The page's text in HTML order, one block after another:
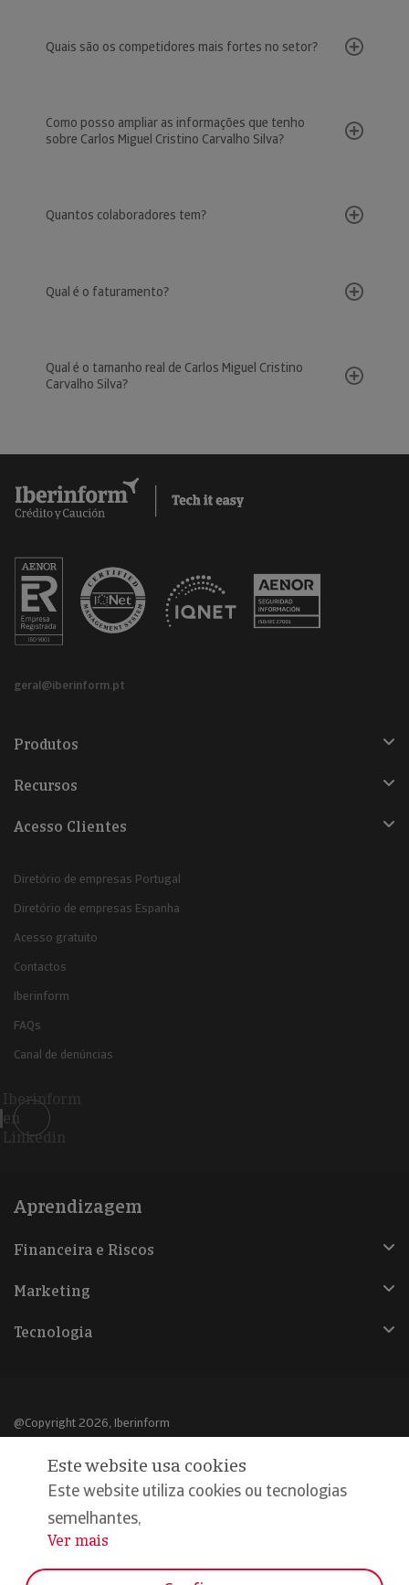
Quais são os competidores mais fortes no setor?
Como posso ampliar as informações que tenho
sobre Carlos Miguel Cristino Carvalho Silva?
Quantos colaboradores tem?
Qual é o faturamento?
Qual é o tamanho real de Carlos Miguel Cristino
Carvalho Silva?
geral@iberinform.pt
Produtos
Recursos
Acesso Clientes
Diretório de empresas Portugal
Diretório de empresas Espanha
Acesso gratuito
Contactos
Iberinform
FAQs
Canal de denúncias
Iberinform
en
Linkedin
Aprendizagem
Financeira e Riscos
Marketing
Tecnologia
@Copyright 2026, Iberinform
Aviso legal
Política de cookies
Declaração de privacidade
Este website usa cookies
Este website utiliza cookies ou tecnologias
semelhantes,
...
Ver mais